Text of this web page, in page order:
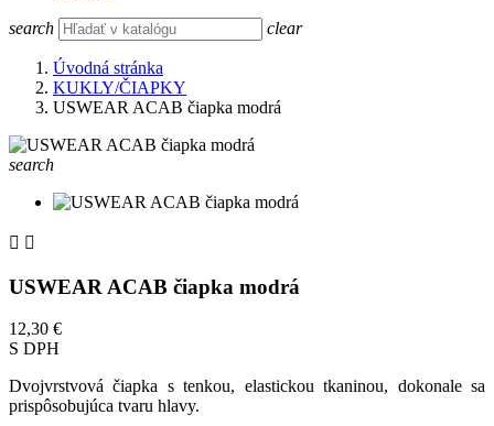
search clear
Úvodná stránka
KUKLY/ČIAPKY
USWEAR ACAB čiapka modrá
search
 
USWEAR ACAB čiapka modrá
12,30 €
S DPH
Dvojvrstvová čiapka s tenkou, elastickou tkaninou, dokonale sa
prispôsobujúca tvaru hlavy.